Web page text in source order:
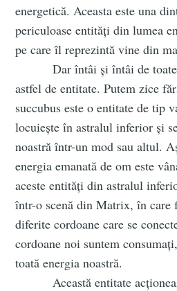
energetică. Aceasta este una
periculoase entități din lumea
pe care îl reprezintă vine din
Dar întâi și întâi de toate
astfel de entitate. Putem zice
succubus este o entitate de tip
locuiește în astralul inferior și
noastră într-un mod sau altul.
energia emanată de om este
aceste entități din astralul
într-o scenă din Matrix, în care
diferite cordoane care se
cordoane noi suntem
toată energia noastră.
Această entitate